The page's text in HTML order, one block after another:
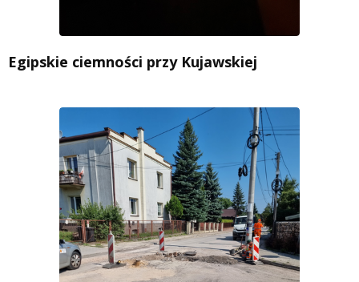
Egipskie ciemności przy Kujawskiej